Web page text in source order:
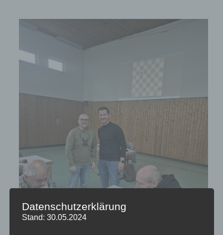
Datenschutzerklärung
Stand: 30.05.2024